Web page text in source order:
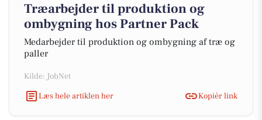
Træarbejder til produktion og
ombygning hos Partner Pack
Medarbejder til produktion og ombygning af træ og
paller
Kilde: JobNet
Læs hele artiklen her
Kopiér link